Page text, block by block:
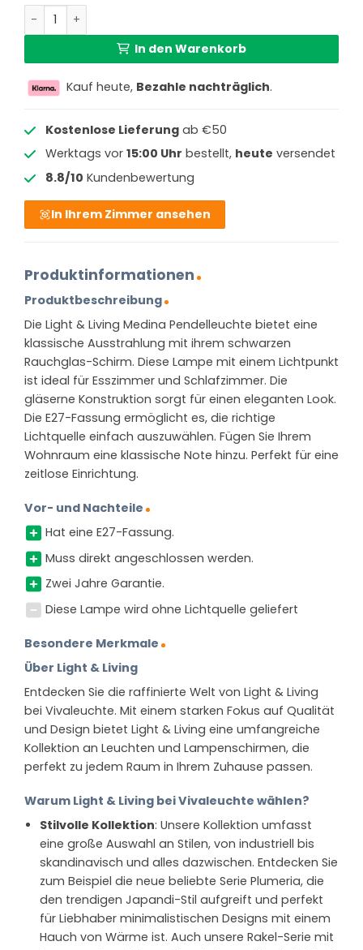
Retro Hängelampe mit Rauchglas-Kugelschirm Light &
In den Warenkorb
Kauf heute, Bezahle nachträglich.
Kostenlose Lieferungab €50
Werktags vor 15:00 Uhr bestellt, heute versendet
8.8/10 Kundenbewertung
In Ihrem Zimmer ansehen
Produktinformationen
Produktbeschreibung
Die Light & Living Medina Pendelleuchte bietet eine
klassische Ausstrahlung mit ihrem schwarzen
Rauchglas-Schirm. Diese Lampe mit einem Lichtpunkt
ist ideal für Esszimmer und Schlafzimmer. Die
gläserne Konstruktion sorgt für einen eleganten Look.
Die E27-Fassung ermöglicht es, die richtige
Lichtquelle einfach auszuwählen. Fügen Sie Ihrem
Wohnraum eine klassische Note hinzu. Perfekt für eine
zeitlose Einrichtung.
Vor- und Nachteile
Hat eine E27-Fassung.
Muss direkt angeschlossen werden.
Zwei Jahre Garantie.
Diese Lampe wird ohne Lichtquelle geliefert
Besondere Merkmale
Über Light & Living
Entdecken Sie die raffinierte Welt von Light & Living
bei Vivaleuchte. Mit einem starken Fokus auf Qualität
und Design bietet Light & Living eine umfangreiche
Kollektion an Leuchten und Lampenschirmen, die
perfekt zu jedem Raum in Ihrem Zuhause passen.
Warum Light & Living bei Vivaleuchte wählen?
Stilvolle Kollektion: Unsere Kollektion umfasst
eine große Auswahl an Stilen, von industriell bis
skandinavisch und alles dazwischen. Entdecken Sie
zum Beispiel die neue beliebte Serie Plumeria, die
den trendigen Japandi-Stil aufgreift und perfekt
für Liebhaber minimalistischen Designs mit einem
Hauch von Wärme ist. Auch unsere Rakel-Serie mit